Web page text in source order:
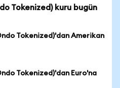
Tokenized) kuru bugün
Tokenized)'dan Amerikan
Tokenized)'dan Euro'na